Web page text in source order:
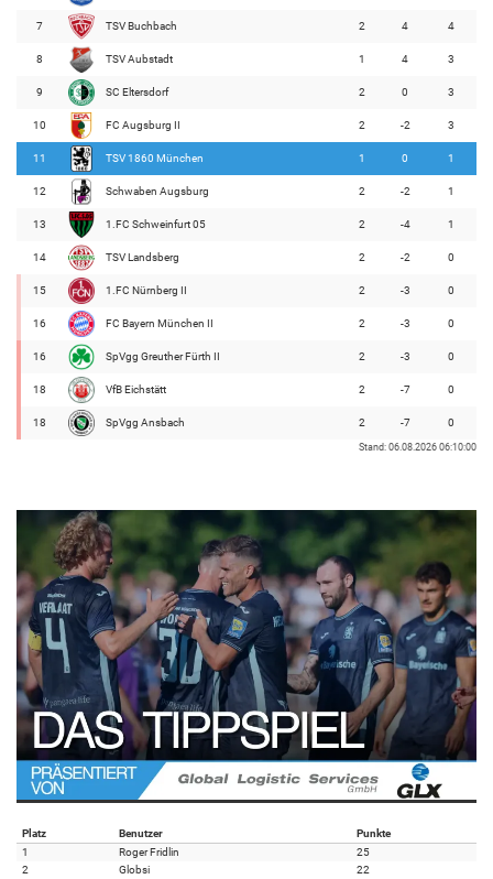
7 TSV Buchbach 2 4 4
8 TSV Aubstadt 1 4 3
9 SC Eltersdorf 2 0 3
10 FC Augsburg II 2 -2 3
11 TSV 1860 München 1 0 1
12 Schwaben Augsburg 2 -2 1
13 1.FC Schweinfurt 05 2 -4 1
14 TSV Landsberg 2 -2 0
15 1.FC Nürnberg II 2 -3 0
16 FC Bayern München II 2 -3 0
16 SpVgg Greuther Fürth II 2 -3 0
18 VfB Eichstätt 2 -7 0
18 SpVgg Ansbach 2 -7 0
Stand: 06.08.2026 06:10:00
Platz Benutzer
Punkte
1
Roger Fridlin
25
2
Globsi
22